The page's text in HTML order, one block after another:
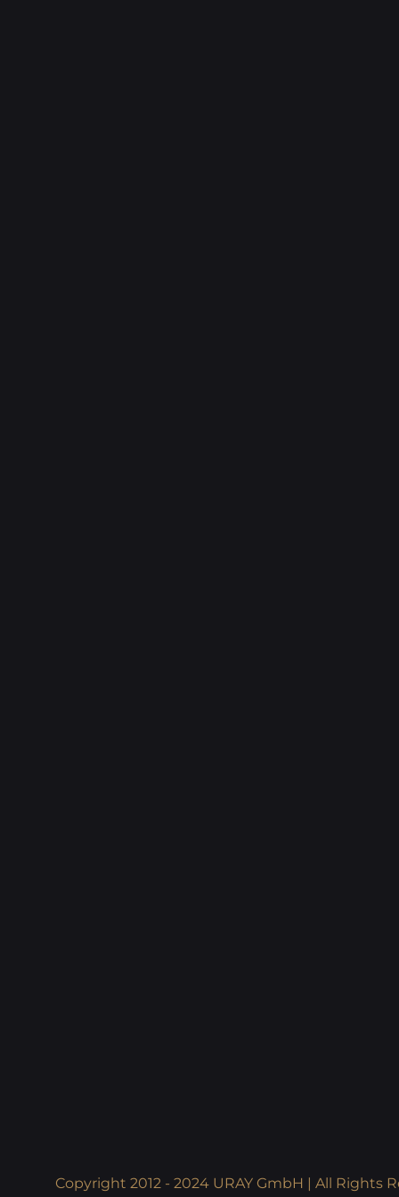
Copyright 2012 - 2024 URAY GmbH | All Rights